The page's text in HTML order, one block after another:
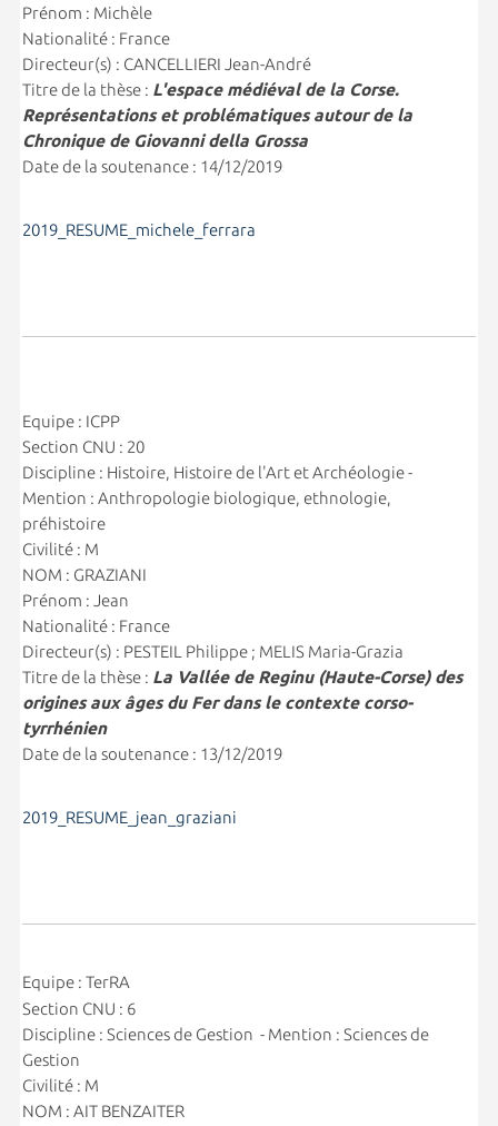
Prénom : Michèle
Nationalité : France
Directeur(s) : CANCELLIERI Jean-André
Titre de la thèse : L'espace médiéval de la Corse.
Représentations et problématiques autour de la
Chronique de Giovanni della Grossa
Date de la soutenance : 14/12/2019
2019_RESUME_michele_ferrara
Equipe : ICPP
Section CNU : 20
Discipline : Histoire, Histoire de l'Art et Archéologie -
Mention : Anthropologie biologique, ethnologie,
préhistoire
Civilité : M
NOM : GRAZIANI
Prénom : Jean
Nationalité : France
Directeur(s) : PESTEIL Philippe ; MELIS Maria-Grazia
Titre de la thèse : La Vallée de Reginu (Haute-Corse) des
origines aux âges du Fer dans le contexte corso-
tyrrhénien
Date de la soutenance : 13/12/2019
2019_RESUME_jean_graziani
Equipe : TerRA
Section CNU : 6
Discipline : Sciences de Gestion - Mention : Sciences de
Gestion
Civilité : M
NOM : AIT BENZAITER